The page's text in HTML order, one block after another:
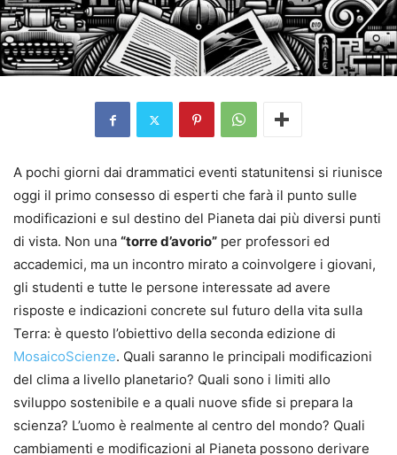
A pochi giorni dai drammatici eventi statunitensi si riunisce
oggi il primo consesso di esperti che farà il punto sulle
modificazioni e sul destino del Pianeta dai più diversi punti
di vista. Non una “torre d’avorio” per professori ed
accademici, ma un incontro mirato a coinvolgere i giovani,
gli studenti e tutte le persone interessate ad avere
risposte e indicazioni concrete sul futuro della vita sulla
Terra: è questo l’obiettivo della seconda edizione di
MosaicoScienze. Quali saranno le principali modificazioni
del clima a livello planetario? Quali sono i limiti allo
sviluppo sostenibile e a quali nuove sfide si prepara la
scienza? L’uomo è realmente al centro del mondo? Quali
cambiamenti e modificazioni al Pianeta possono derivare